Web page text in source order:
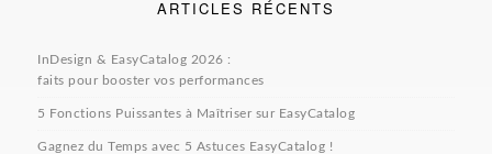
ARTICLES RÉCENTS
InDesign & EasyCatalog 2026 :
faits pour booster vos performances
5 Fonctions Puissantes à Maîtriser sur EasyCatalog
Gagnez du Temps avec 5 Astuces EasyCatalog !